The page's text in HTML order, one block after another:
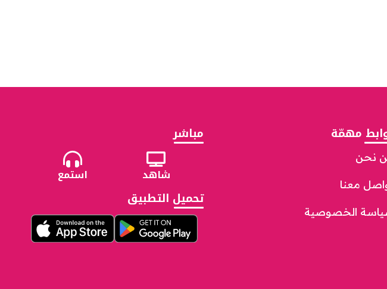
مهمّة
نحن
معنا
الخصوصية
مباشر
شاهد استمع
تحميل التطبيق